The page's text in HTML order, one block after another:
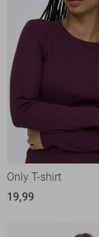
Only T-shirt
19,99